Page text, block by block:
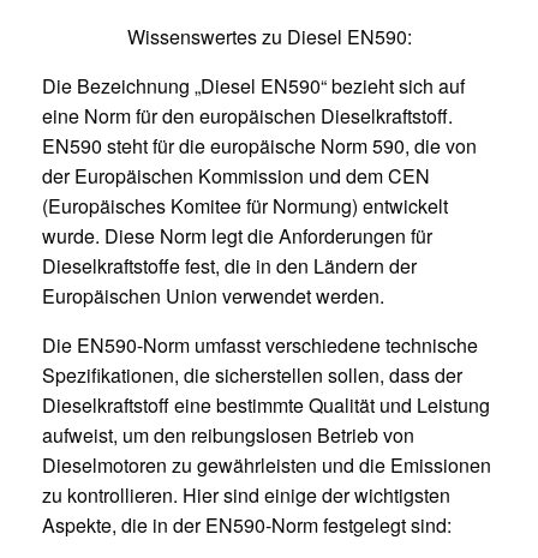
Wissenswertes zu Diesel EN590:
Die Bezeichnung „Diesel EN590“ bezieht sich auf
eine Norm für den europäischen Dieselkraftstoff.
EN590 steht für die europäische Norm 590, die von
der Europäischen Kommission und dem CEN
(Europäisches Komitee für Normung) entwickelt
wurde. Diese Norm legt die Anforderungen für
Dieselkraftstoffe fest, die in den Ländern der
Europäischen Union verwendet werden.
Die EN590-Norm umfasst verschiedene technische
Spezifikationen, die sicherstellen sollen, dass der
Dieselkraftstoff eine bestimmte Qualität und Leistung
aufweist, um den reibungslosen Betrieb von
Dieselmotoren zu gewährleisten und die Emissionen
zu kontrollieren. Hier sind einige der wichtigsten
Aspekte, die in der EN590-Norm festgelegt sind: